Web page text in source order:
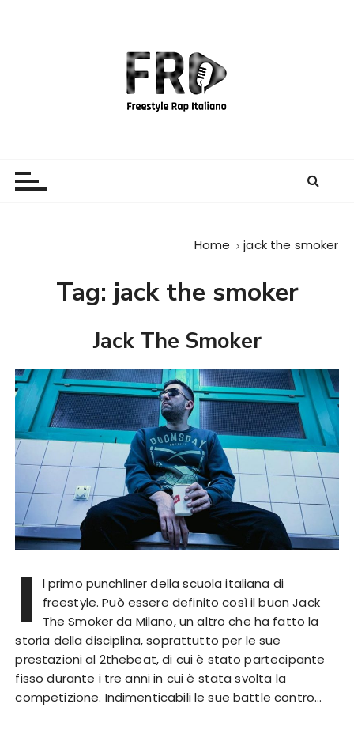
Home jack the smoker
Tag: jack the smoker
Jack The Smoker
l
l primo punchliner della scuola italiana di
freestyle. Può essere definito così il buon Jack
The Smoker da Milano, un altro che ha fatto la
storia della disciplina, soprattutto per le sue
prestazioni al 2thebeat, di cui è stato partecipante
fisso durante i tre anni in cui è stata svolta la
competizione. Indimenticabili le sue battle contro…